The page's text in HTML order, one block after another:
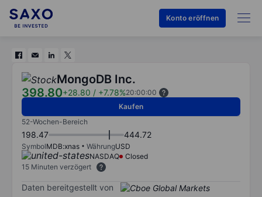
Konto eröffnen
MongoDB Inc.
398.80+28.80 / +7.78%20:00:00
Kaufen
52-Wochen-Bereich
198.47 444.72
SymbolMDB:xnas WährungUSD
NASDAQ
Closed
15 Minuten verzögert
Daten bereitgestellt von